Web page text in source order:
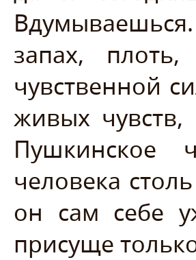
запах,
чувственной
живых чувств,
Пушкинское
человека
он сам себе
присуще